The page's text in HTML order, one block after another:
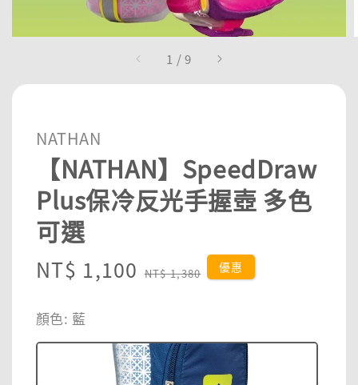
1 /9
NATHAN
【NATHAN】SpeedDraw
Plus保冷反光手握壺 多色
可選
Sale
NT$ 1,100 Regular
NT$ 1,380 優惠
顏色: 藍